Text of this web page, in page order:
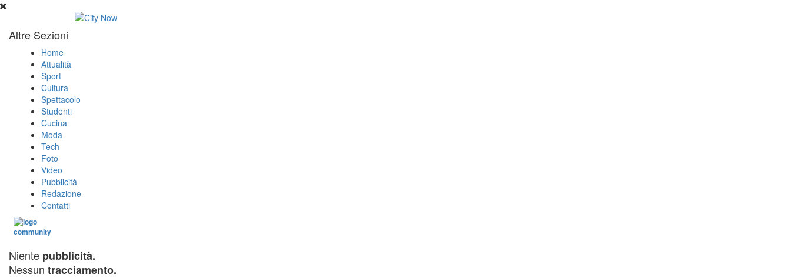
Altre Sezioni
Home
Attualità
Sport
Cultura
Spettacolo
Studenti
Cucina
Moda
Tech
Foto
Video
Pubblicità
Redazione
Contatti
Niente pubblicità.
Nessun tracciamento.